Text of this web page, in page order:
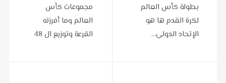
بطولة كأس العالم
لكرة القدم ها هو
الإتحاد الدولي…
مجموعات كأس
العالم وما أفرزته
القرعة وتوزيع ال 48